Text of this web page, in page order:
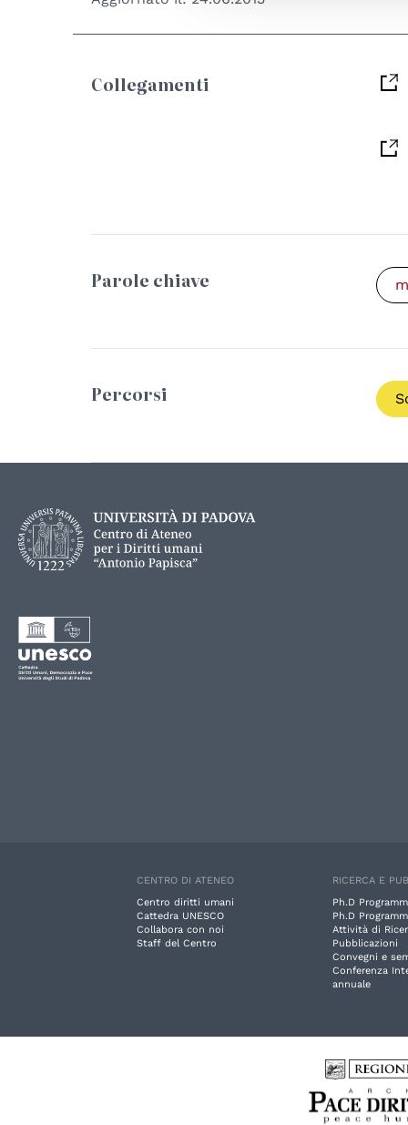
Collegamenti
Parole chiave
Percorsi
CENTRO DI ATENEO
Centro diritti umani
Cattedra UNESCO
Collabora con noi
Staff del Centro
RICERCA E
Ph.D
Ph.D
Attività di
Pubblicazioni
Convegni e
Conferenza
annuale